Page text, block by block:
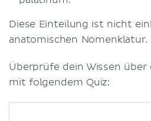
Diese Einteilung ist nicht
anatomischen Nomenklatur.
Überprüfe dein Wissen über
mit folgendem Quiz: